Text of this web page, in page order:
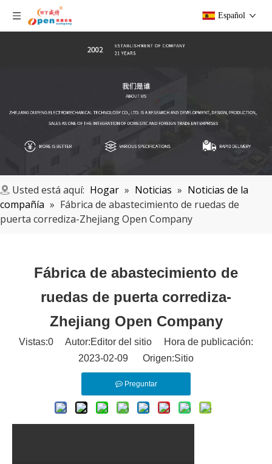
Español
Usted está aquí: Hogar » Noticias » Noticias de la
compañía » Fábrica de abastecimiento de ruedas de
puerta corrediza-Zhejiang Open Company
Fábrica de abastecimiento de
ruedas de puerta corrediza-
Zhejiang Open Company
Vistas:0 Autor:Editor del sitio Hora de publicación:
2023-02-09 Origen:Sitio
Preguntar